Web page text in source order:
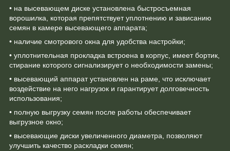
• на высевающем диске установлена быстросъемная
ворошилка, которая препятствует уплотнению и зависанию
семян в камере высевающего аппарата;
• наличие смотрового окна для удобства настройки;
• уплотнительная прокладка встроена в корпус, имеет бортик,
стирание которого сигнализирует о необходимости замены;
• высевающий аппарат установлен на раме, что исключает
воздействие на него нагрузок и гарантирует долговечность
использования;
• полную выгрузку семян после работы обеспечивает
выгрузное окно;
• высевающие диски увеличенного диаметра, позволяют
улучшить качество раскладки семян;